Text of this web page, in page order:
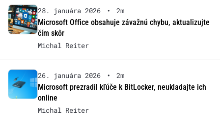
28. januára 2026 •
2m
Microsoft Office obsahuje závažnú chybu, aktualizujte
čím skôr
Michal Reiter
26. januára 2026 •
2m
Microsoft prezradil kľúče k BitLocker, neukladajte ich
online
Michal Reiter